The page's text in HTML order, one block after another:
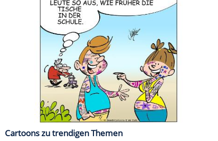
Cartoons zu trendigen Themen